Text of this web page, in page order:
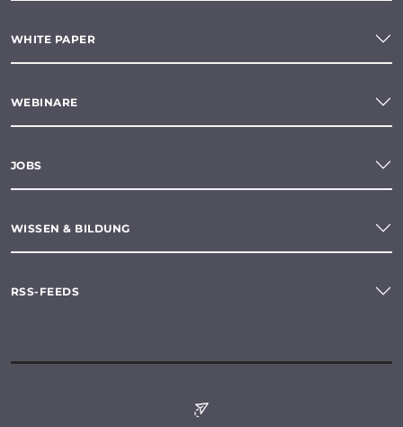
WHITE PAPER
WEBINARE
JOBS
WISSEN & BILDUNG
RSS-FEEDS